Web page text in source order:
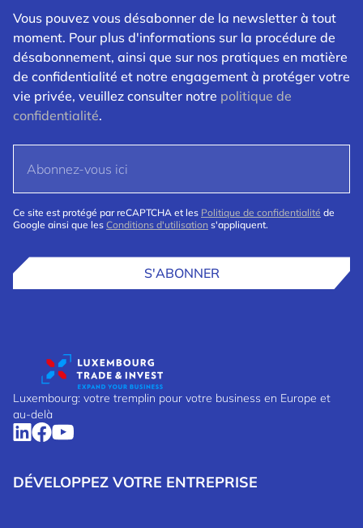
Vous pouvez vous désabonner de la newsletter à tout
moment. Pour plus d'informations sur la procédure de
désabonnement, ainsi que sur nos pratiques en matière
de confidentialité et notre engagement à protéger votre
vie privée, veuillez consulter notre politique de
confidentialité.
Ce site est protégé par reCAPTCHA et les Politique de confidentialité de
Google ainsi que les Conditions d'utilisation s'appliquent.
S'ABONNER
Luxembourg: votre tremplin pour votre business en Europe et
au-delà
DÉVELOPPEZ VOTRE ENTREPRISE